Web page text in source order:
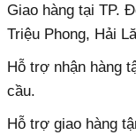
Giao hàng tại TP.
Triệu Phong, Hải
Hỗ trợ nhận hàng
cầu.
Hỗ trợ giao hàng